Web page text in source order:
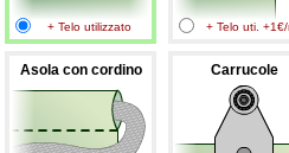
+ Telo utilizzato + Telo uti. +1€/
Asola con cordino Carrucole